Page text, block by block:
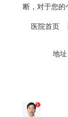
断，对于您的
医院首页
地